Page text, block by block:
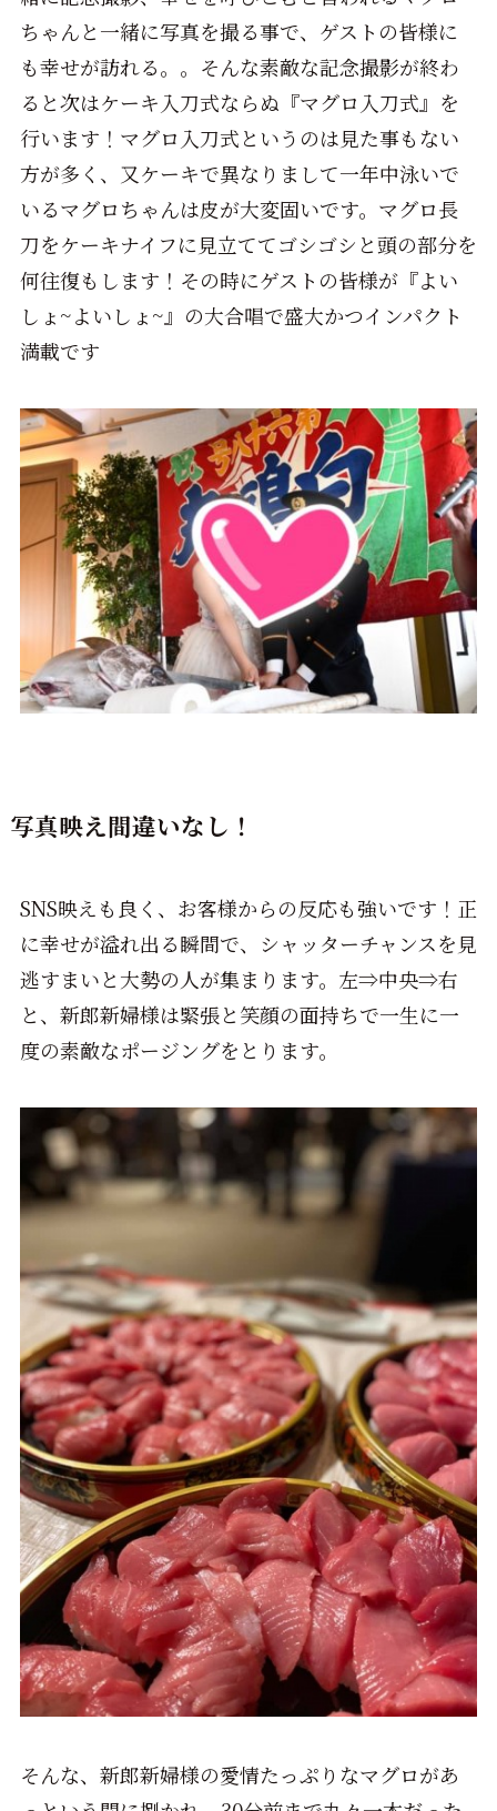
ちゃんと一緒に写真を撮る事で、ゲストの皆様に
も幸せが訪れる。。そんな素敵な記念撮影が終わ
ると次はケーキ入刀式ならぬ『マグロ入刀式』を
行います！マグロ入刀式というのは見た事もない
方が多く、又ケーキで異なりまして一年中泳いで
いるマグロちゃんは皮が大変固いです。マグロ長
刀をケーキナイフに見立ててゴシゴシと頭の部分を
何往復もします！その時にゲストの皆様が『よい
しょ~よいしょ~』の大合唱で盛大かつインパクト
満載です
写真映え間違いなし！
SNS映えも良く、お客様からの反応も強いです！正
に幸せが溢れ出る瞬間で、シャッターチャンスを見
逃すまいと大勢の人が集まります。左⇒中央⇒右
と、新郎新婦様は緊張と笑顔の面持ちで一生に一
度の素敵なポージングをとります。
そんな、新郎新婦様の愛情たっぷりなマグロがあ